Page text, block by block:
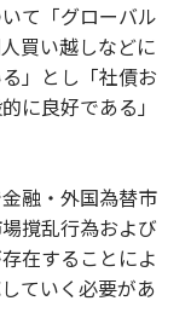
て「グローバル
買い越しなどに
」とし「社債お
に良好である」
融・外国為替市
撹乱行為および
在することによ
ていく必要があ